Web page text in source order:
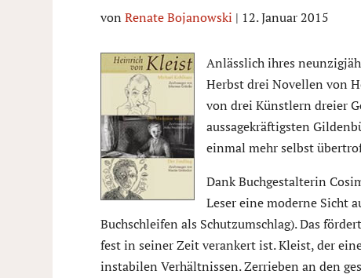
von Renate Bojanowski | 12. Januar 2015
Anlässlich ihres
Herbst drei Novellen von
von drei Künstlern dreier
aussagekräftigsten
einmal mehr selbst
Dank Buchgestalterin
Leser eine moderne Sicht
Buchschleifen als Schutzumschlag). Das
fest in seiner Zeit verankert ist. Kleist, der
instabilen Verhältnissen. Zerrieben an den